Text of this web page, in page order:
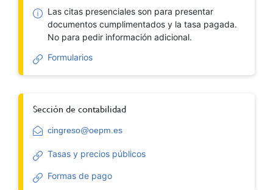
Las citas presenciales son para presentar
documentos cumplimentados y la tasa pagada.
No para pedir información adicional.
Formularios
Sección de contabilidad
cingreso@oepm.es
Tasas y precios públicos
Formas de pago